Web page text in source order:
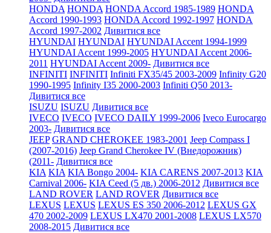
HONDA HONDA HONDA Accord 1985-1989 HONDA
Accord 1990-1993 HONDA Accord 1992-1997 HONDA
Accord 1997-2002 Дивитися все
HYUNDAI HYUNDAI HYUNDAI Accent 1994-1999
HYUNDAI Accent 1999-2005 HYUNDAI Accent 2006-
2011 HYUNDAI Accent 2009- Дивитися все
INFINITI INFINITI Infiniti FX35/45 2003-2009 Infinity G20
1990-1995 Infinity I35 2000-2003 Infiniti Q50 2013-
Дивитися все
ISUZU ISUZU Дивитися все
IVECO IVECO IVECO DAILY 1999-2006 Iveco Eurocargo
2003- Дивитися все
JEEP GRAND CHEROKEE 1983-2001 Jeep Compass I
(2007-2016) Jeep Grand Cherokee IV (Внедорожник)
(2011- Дивитися все
KIA KIA KIA Bongo 2004- KIA CARENS 2007-2013 KIA
Carnival 2006- KIA Ceed (5 дв.) 2006-2012 Дивитися все
LAND ROVER LAND ROVER Дивитися все
LEXUS LEXUS LEXUS ES 350 2006-2012 LEXUS GX
470 2002-2009 LEXUS LX470 2001-2008 LEXUS LX570
2008-2015 Дивитися все